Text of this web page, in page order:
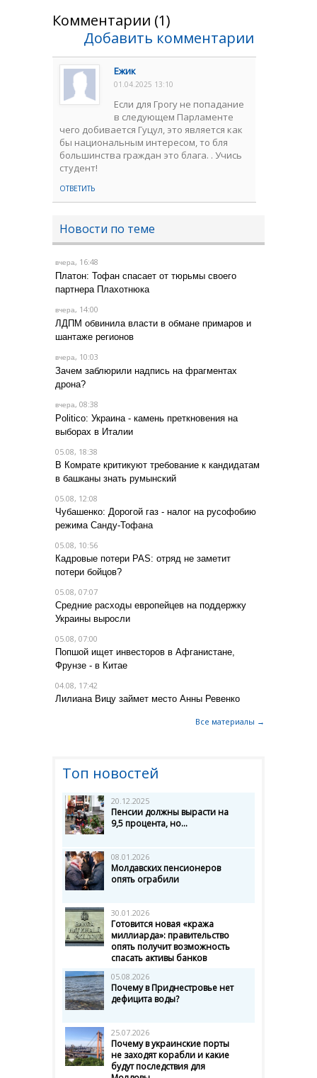
Комментарии (1)
Добавить комментарии
Ежик
01.04.2025 13:10
Если для Грогу не попадание
в следующем Парламенте
чего добивается Гуцул, это является как
бы национальным интересом, то бля
большинства граждан это блага. . Учись
студент!
ОТВЕТИТЬ
Новости по теме
вчера, 16:48
Платон: Тофан спасает от тюрьмы своего
партнера Плахотнюка
вчера, 14:00
ЛДПМ обвинила власти в обмане примаров и
шантаже регионов
вчера, 10:03
Зачем заблюрили надпись на фрагментах
дрона?
вчера, 08:38
Politico: Украина - камень преткновения на
выборах в Италии
05.08, 18:38
В Комрате критикуют требование к кандидатам
в башканы знать румынский
05.08, 12:08
Чубашенко: Дорогой газ - налог на русофобию
режима Санду-Тофана
05.08, 10:56
Кадровые потери PAS: отряд не заметит
потери бойцов?
05.08, 07:07
Средние расходы европейцев на поддержку
Украины выросли
05.08, 07:00
Попшой ищет инвесторов в Афганистане,
Фрунзе - в Китае
04.08, 17:42
Лилиана Вицу займет место Анны Ревенко
Все материалы →
Топ новостей
20.12.2025
Пенсии должны вырасти на
9,5 процента, но...
08.01.2026
Молдавских пенсионеров
опять ограбили
30.01.2026
Готовится новая «кража
миллиарда»: правительство
опять получит возможность
спасать активы банков
05.08.2026
Почему в Приднестровье нет
дефицита воды?
25.07.2026
Почему в украинские порты
не заходят корабли и какие
будут последствия для